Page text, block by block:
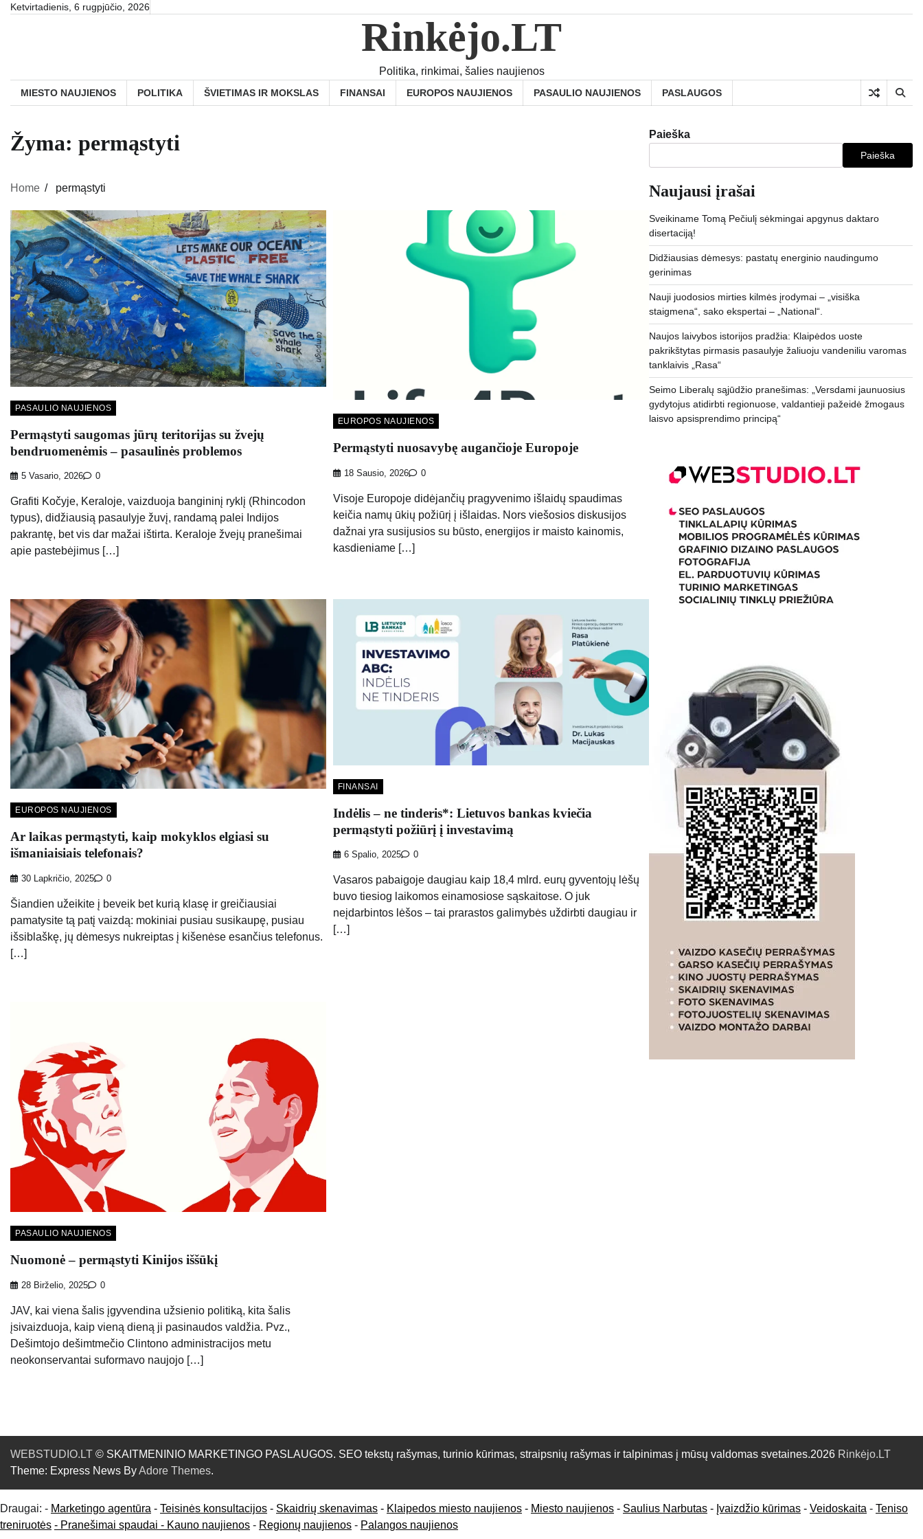
SkipKetvirtadienis, 6 rugpjūčio, 2026
Rinkėjo.LT
Politika, rinkimai, šalies naujienos
MIESTO NAUJIENOS POLITIKA ŠVIETIMAS IR MOKSLAS FINANSAI EUROPOS NAUJIENOS PASAULIO NAUJIENOS PASLAUGOS
Žyma: permąstyti
Home permąstyti
PASAULIO NAUJIENOS
Permąstyti saugomas jūrų teritorijas su žvejų
bendruomenėmis – pasaulinės problemos
5 Vasario, 2026 0
Grafiti Kočyje, Keraloje, vaizduoja bangininį ryklį (Rhincodon
typus), didžiausią pasaulyje žuvį, randamą palei Indijos
pakrantę, bet vis dar mažai ištirta. Keraloje žvejų pranešimai
apie pastebėjimus […]
EUROPOS NAUJIENOS
Permąstyti nuosavybę augančioje Europoje
18 Sausio, 2026 0
Visoje Europoje didėjančių pragyvenimo išlaidų spaudimas
keičia namų ūkių požiūrį į išlaidas. Nors viešosios diskusijos
dažnai yra susijusios su būsto, energijos ir maisto kainomis,
kasdieniame […]
EUROPOS NAUJIENOS
Ar laikas permąstyti, kaip mokyklos elgiasi su
išmaniaisiais telefonais?
30 Lapkričio, 2025 0
Šiandien užeikite į beveik bet kurią klasę ir greičiausiai
pamatysite tą patį vaizdą: mokiniai pusiau susikaupę, pusiau
išsiblaškę, jų dėmesys nukreiptas į kišenėse esančius telefonus.
[…]
FINANSAI
Indėlis – ne tinderis*: Lietuvos bankas kviečia
permąstyti požiūrį į investavimą
6 Spalio, 2025 0
Vasaros pabaigoje daugiau kaip 18,4 mlrd. eurų gyventojų lėšų
buvo tiesiog laikomos einamosiose sąskaitose. O juk
neįdarbintos lėšos – tai prarastos galimybės uždirbti daugiau ir
[…]
PASAULIO NAUJIENOS
Nuomonė – permąstyti Kinijos iššūkį
28 Birželio, 2025 0
JAV, kai viena šalis įgyvendina užsienio politiką, kita šalis
įsivaizduoja, kaip vieną dieną ji pasinaudos valdžia. Pvz.,
Dešimtojo dešimtmečio Clintono administracijos metu
neokonservantai suformavo naujojo […]
Paieška
Paieška
Naujausi įrašai
Sveikiname Tomą Pečiulį sėkmingai apgynus daktaro
disertaciją!
Didžiausias dėmesys: pastatų energinio naudingumo
gerinimas
Nauji juodosios mirties kilmės įrodymai – „visiška
staigmena“, sako ekspertai – „National“.
Naujos laivybos istorijos pradžia: Klaipėdos uoste
pakrikštytas pirmasis pasaulyje žaliuoju vandeniliu varomas
tanklaivis „Rasa“
Seimo Liberalų sąjūdžio pranešimas: „Versdami jaunuosius
gydytojus atidirbti regionuose, valdantieji pažeidė žmogaus
laisvo apsisprendimo principą“
WEBSTUDIO.LT © SKAITMENINIO MARKETINGO PASLAUGOS. SEO tekstų rašymas, turinio kūrimas, straipsnių rašymas ir talpinimas į mūsų valdomas svetaines.2026 Rinkėjo.LT
Theme: Express News ByAdore Themes.
Draugai: - Marketingo agentūra - Teisinės konsultacijos - Skaidrių skenavimas - Klaipedos miesto naujienos - Miesto naujienos - Saulius Narbutas - Įvaizdžio kūrimas - Veidoskaita - Teniso
treniruotės - Pranešimai spaudai - Kauno naujienos - Regionų naujienos - Palangos naujienos